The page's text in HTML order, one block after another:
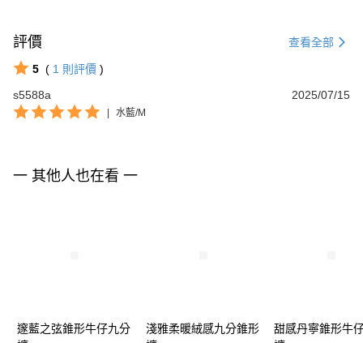
評價 查看全部
5 ( 1 則評價 )
s5588a
2025/07/15
水藍/M
一 其他人也在看 一
邃藍之弦錐形牛仔九分
淺雅柔暖絨感九分錐形
甜感丹寧錐形牛